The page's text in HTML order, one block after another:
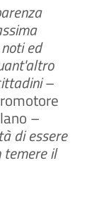
ed
–
–
di essere
il